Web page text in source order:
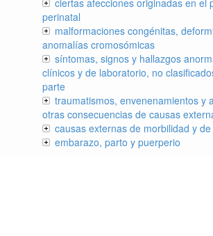
ciertas afecciones originadas en el
perinatal
malformaciones congénitas,
anomalías cromosómicas
síntomas, signos y hallazgos
clínicos y de laboratorio, no
parte
traumatismos, envenenamientos y
otras consecuencias de causas
causas externas de morbilidad y
embarazo, parto y puerperio